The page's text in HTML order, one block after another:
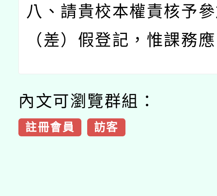
八、請貴校本權責核予
（差）假登記，惟課務
內文可瀏覽群組：
註冊會員 訪客